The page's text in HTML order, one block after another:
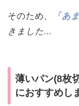
そのため、 「あ
きました…
薄いパン(8枚
におすすめし